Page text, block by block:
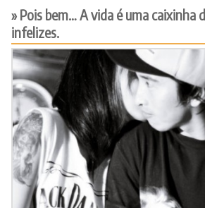
Pois bem… A vida é uma caixinha
infelizes.